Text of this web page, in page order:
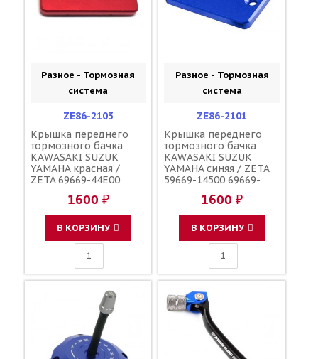
Разное - Тормозная
система
ZE86-2103
Крышка переднего
тормозного бачка
KAWASAKI SUZUK
YAMAHA красная /
ZETA 69669-44E00
27C00 43026-0020 5MV-
25852-00-00 5MV-
25852-01-00
1600 ₽
В КОРЗИНУ
Разное - Тормозная
система
ZE86-2101
Крышка переднего
тормозного бачка
KAWASAKI SUZUK
YAMAHA синяя / ZETA
59669-14500 69669-
59669-27C00 43026-
0020 5MV-25852-00-00
5MV-25852-01-00
1600 ₽
В КОРЗИНУ